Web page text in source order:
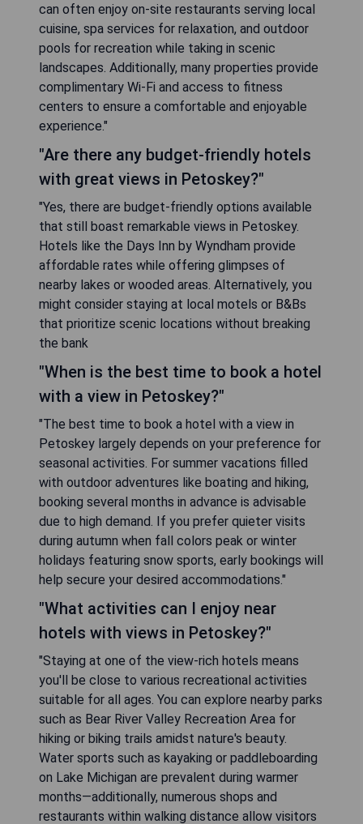
can often enjoy on-site restaurants serving local
cuisine, spa services for relaxation, and outdoor
pools for recreation while taking in scenic
landscapes. Additionally, many properties provide
complimentary Wi-Fi and access to fitness
centers to ensure a comfortable and enjoyable
experience."
"Are there any budget-friendly hotels
with great views in Petoskey?"
"Yes, there are budget-friendly options available
that still boast remarkable views in Petoskey.
Hotels like the Days Inn by Wyndham provide
affordable rates while offering glimpses of
nearby lakes or wooded areas. Alternatively, you
might consider staying at local motels or B&Bs
that prioritize scenic locations without breaking
the bank
"When is the best time to book a hotel
with a view in Petoskey?"
"The best time to book a hotel with a view in
Petoskey largely depends on your preference for
seasonal activities. For summer vacations filled
with outdoor adventures like boating and hiking,
booking several months in advance is advisable
due to high demand. If you prefer quieter visits
during autumn when fall colors peak or winter
holidays featuring snow sports, early bookings will
help secure your desired accommodations."
"What activities can I enjoy near
hotels with views in Petoskey?"
"Staying at one of the view-rich hotels means
you'll be close to various recreational activities
suitable for all ages. You can explore nearby parks
such as Bear River Valley Recreation Area for
hiking or biking trails amidst nature's beauty.
Water sports such as kayaking or paddleboarding
on Lake Michigan are prevalent during warmer
months—additionally, numerous shops and
restaurants within walking distance allow visitors